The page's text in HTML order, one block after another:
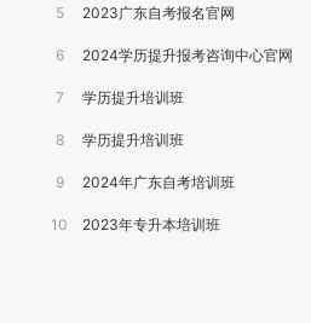
5 2023广东自考报名官网
6 2024学历提升报考咨询中心官网
7 学历提升培训班
8 学历提升培训班
9 2024年广东自考培训班
10 2023年专升本培训班